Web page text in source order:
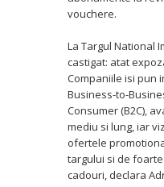
vouchere.
La Targul National
castigat: atat
Companiile isi pun
Business-to-
Consumer (B2C),
mediu si lung, iar
ofertele
targului si de
cadouri, declara